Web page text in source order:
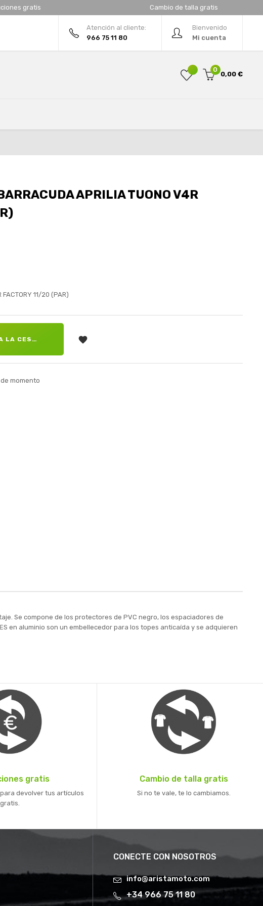
gratis Cambio de talla gratis
Bienvenido
Mi cuenta
Atención al cliente:
966 75 11 80
0
0,00 €
APRILIA TUONO V4R
FACTORY 11/20 (PAR)
LA CESTA 
momento
Se compone de los protectores de PVC negro, los espaciadores de
en aluminio son un embellecedor para los topes anticaída y se adquieren
gratis
devolver tus artículos
gratis.
Cambio de talla gratis
Si no te vale, te lo cambiamos.
CONECTE CON NOSOTROS
info@aristamoto.com
+34 966 75 11 80